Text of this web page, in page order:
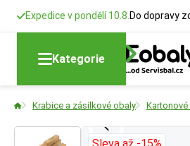
Expedice v pondělí 10.8. Do dopravy
Kategorie
Krabice a zásilkové obaly